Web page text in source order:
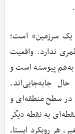
یک سرزمین» است؛
ندارد. واقعیت
پیوسته است و
جابه‌جایی‌اند.
در سطح منطقه‌ای و
به نقطه دیگر
هر رویکرد ایستا،